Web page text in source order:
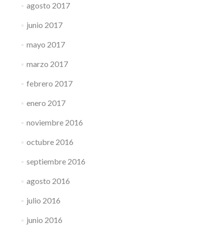
agosto 2017
junio 2017
mayo 2017
marzo 2017
febrero 2017
enero 2017
noviembre 2016
octubre 2016
septiembre 2016
agosto 2016
julio 2016
junio 2016